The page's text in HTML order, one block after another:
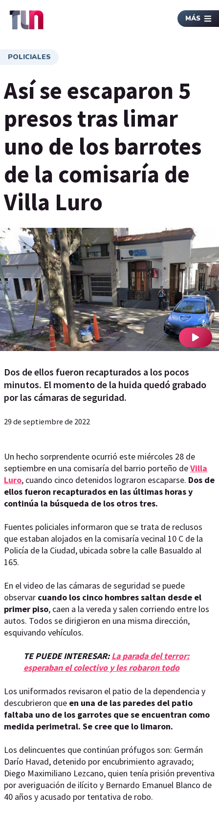
MÁS
POLICIALES
Así se escaparon 5
presos tras limar
uno de los barrotes
de la comisaría de
Villa Luro
Dos de ellos fueron recapturados a los pocos
minutos. El momento de la huida quedó grabado
por las cámaras de seguridad.
29 de septiembre de 2022
Un hecho sorprendente ocurrió este miércoles 28 de
septiembre en una comisaría del barrio porteño deVilla
Luro, cuando cinco detenidos lograron escaparse. Dos de
ellos fueron recapturados en las últimas horas y
continúa la búsqueda de los otros tres.
Fuentes policiales informaron que se trata de reclusos
que estaban alojados en la comisaría vecinal 10 C de la
Policía de la Ciudad, ubicada sobre la calle Basualdo al
165.
En el video de las cámaras de seguridad se puede
observar cuando los cinco hombres saltan desde el
primer piso, caen a la vereda y salen corriendo entre los
autos. Todos se dirigieron en una misma dirección,
esquivando vehículos.
TE PUEDE INTERESAR:La parada del terror:
esperaban el colectivo y les robaron todo
Los uniformados revisaron el patio de la dependencia y
descubrieron que en una de las paredes del patio
faltaba uno de los garrotes que se encuentran como
medida perimetral. Se cree que lo limaron.
Los delincuentes que continúan prófugos son: Germán
Darío Havad, detenido por encubrimiento agravado;
Diego Maximiliano Lezcano, quien tenía prisión preventiva
por averiguación de ilícito y Bernardo Emanuel Blanco de
40 años y acusado por tentativa de robo.